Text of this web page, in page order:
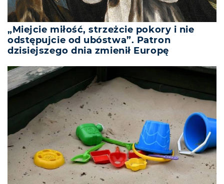
„Miejcie miłość, strzeżcie pokory i nie
odstępujcie od ubóstwa”. Patron
dzisiejszego dnia zmienił Europę